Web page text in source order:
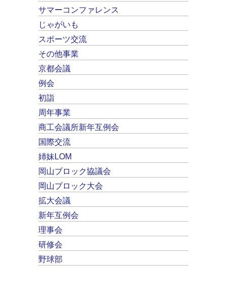
サマーコンファレンス
じゃがいも
スポーツ交流
その他事業
京都会議
例会
初詣
周年事業
商工会議所新年互例会
国際交流
姉妹LOM
岡山ブロック協議会
岡山ブロック大会
拡大会議
新年互例会
理事会
研修会
野球部